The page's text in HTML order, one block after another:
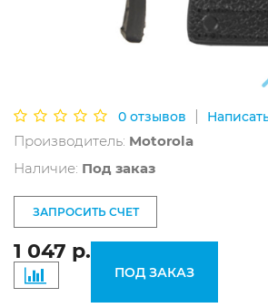
0 отзывов
Производитель: Motorola
Наличие: Под заказ
ЗАПРОСИТЬ СЧЕТ
1 047 р.
ПОД ЗАКАЗ